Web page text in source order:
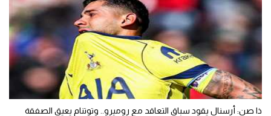
ذا صن: أرسنال يقود سباق التعاقد مع روميرو.. وتوتنام يعيق الصفقة